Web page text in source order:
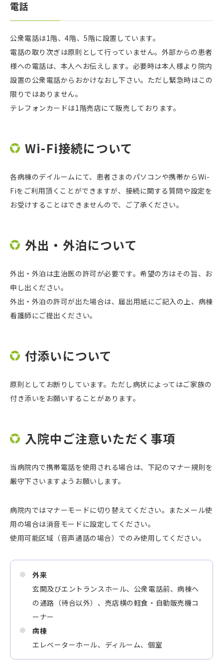
電話
公衆電話は1階、4階、5階に設置しています。
電話の取り次ぎは原則として行っていません。外部からの患者
様への電話は、本人へお伝えします。必要時は本人様より院内
設置の公衆電話からおかけなおし下さい。ただし緊急時はこの
限りではありません。
テレフォンカードは1階売店にて販売しております。
Wi-Fi接続について
各病棟のデイルームにて、患者さまのパソコンや携帯からWi-
Fiをご利用頂くことができますが、接続に関する質問や設定を
お受けすることはできませんので、ご了承ください。
外出・外泊について
外出・外泊は主治医の許可が必要です。希望の方はその旨、お
申し出ください。
外出・外泊の許可が出た場合は、届出用紙にご記入の上、病棟
看護師にご提出ください。
付添いについて
原則としてお断りしています。ただし病状によってはご家族の
付き添いをお願いすることがあります。
入院中ご注意いただく事項
当病院内で携帯電話を使用される場合は、下記のマナー規則を
厳守下さいますようお願いします。
病院内ではマナーモードに切り替えてください。またメール使
用の場合は消音モードに設定してください。
使用可能区域（音声通話の場合）でのみ使用してください。
外来
玄関及びエントランスホール、公衆電話前、病棟へ
の通路（待合以外）、売店横の軽食・自動販売機コ
ーナー
病棟
エレベーターホール、ディルーム、個室